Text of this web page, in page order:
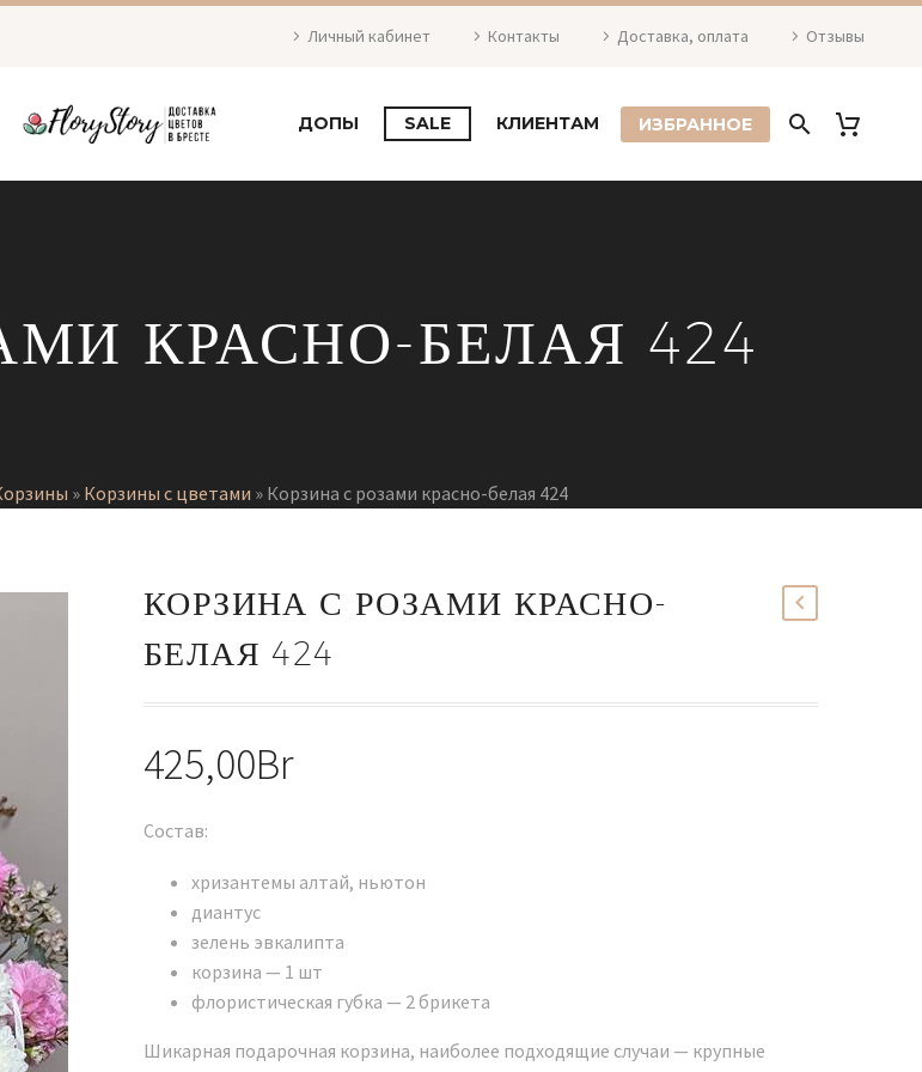
Личный кабинет Контакты Доставка, оплата Отзывы
ДОПЫ SALE КЛИЕНТАМ ИЗБРАННОЕ
КРАСНО-БЕЛАЯ 424
» Корзины с цветами » Корзина с розами красно-белая 424
КОРЗИНА С РОЗАМИ КРАСНО-
БЕЛАЯ 424
425,00Br
Состав:
хризантемы алтай, ньютон
диантус
зелень эвкалипта
корзина — 1 шт
флористическая губка — 2 брикета
Шикарная подарочная корзина, наиболее подходящие случаи — крупные